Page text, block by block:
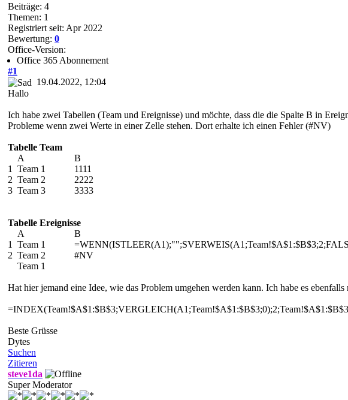
Beiträge: 4
Themen: 1
Registriert seit: Apr 2022
Bewertung: 0
Office-Version:
Office 365 Abonnement
#1
19.04.2022, 12:04
Hallo
Ich habe zwei Tabellen (Team und Ereignisse) und möchte, dass die die Spalte B in
Probleme wenn zwei Werte in einer Zelle stehen. Dort erhalte ich einen Fehler (#NV)
Tabelle Team
A B
1 Team 1 1111
2 Team 2 2222
3 Team 3 3333
Tabelle Ereignisse
A B
1 Team 1
2 Team 2 #NV
Team 1
Hat hier jemand eine Idee, wie das Problem umgehen werden kann. Ich habe es
Beste Grüsse
Dytes
Suchen
Zitieren
steve1da
Super Moderator